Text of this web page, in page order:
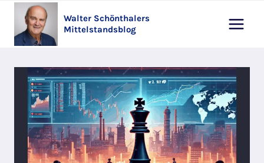
Inhalt
springen
Walter Schönthalers
Mittelstandsblog